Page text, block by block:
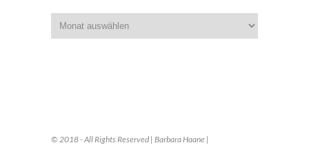
© 2018 - All Rights Reserved | Barbara Haane |